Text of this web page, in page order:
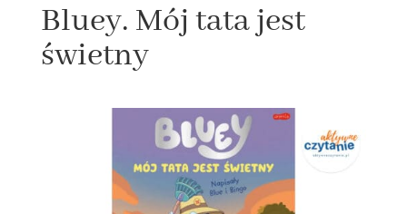
Bluey. Mój tata jest
świetny